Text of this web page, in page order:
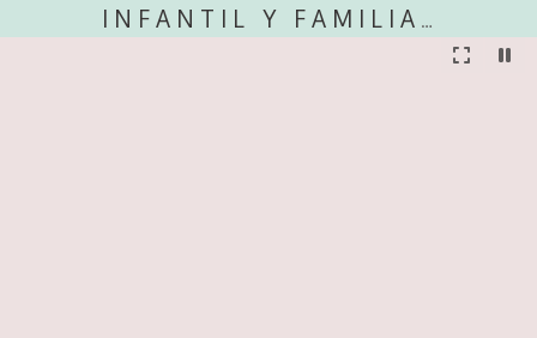
INFANTIL Y FAMILIAR EXTERIOR